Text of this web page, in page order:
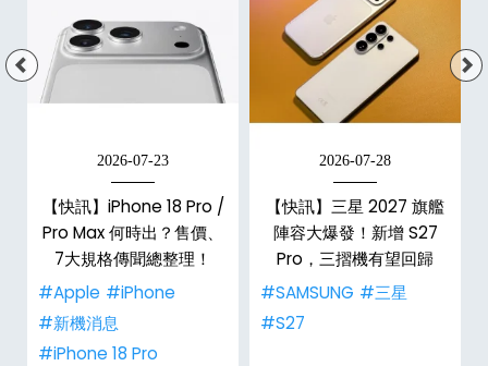
2026-07-23
【快訊】iPhone 18 Pro /
Pro Max 何時出？售價、
7大規格傳聞總整理！
#Apple #iPhone
#新機消息
#iPhone 18 Pro
2026-07-28
【快訊】三星 2027 旗艦
陣容大爆發！新增 S27
Pro，三摺機有望回歸
#SAMSUNG #三星
#S27